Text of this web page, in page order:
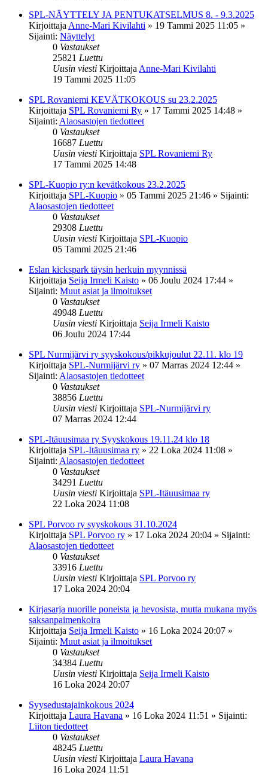
SPL-NÄYTTELY JA PENTUKATSELMUS 8. - 9.3.2025
Kirjoittaja Anne-Mari Kivilahti » 19 Tammi 2025 11:05 »
Sijainti: Näyttelyt
0 Vastaukset
25821 Luettu
Uusin viesti Kirjoittaja Anne-Mari Kivilahti
19 Tammi 2025 11:05
SPL Rovaniemi KEVÄTKOKOUS su 23.2.2025
Kirjoittaja SPL Rovaniemi Ry » 17 Tammi 2025 14:48 »
Sijainti: Alaosastojen tiedotteet
0 Vastaukset
16687 Luettu
Uusin viesti Kirjoittaja SPL Rovaniemi Ry
17 Tammi 2025 14:48
SPL-Kuopio ry:n kevätkokous 23.2.2025
Kirjoittaja SPL-Kuopio » 05 Tammi 2025 21:46 » Sijainti:
Alaosastojen tiedotteet
0 Vastaukset
29308 Luettu
Uusin viesti Kirjoittaja SPL-Kuopio
05 Tammi 2025 21:46
Eslan kickspark täysin herkuin myynnissä
Kirjoittaja Seija Irmeli Kaisto » 06 Joulu 2024 17:44 »
Sijainti: Muut asiat ja ilmoitukset
0 Vastaukset
49948 Luettu
Uusin viesti Kirjoittaja Seija Irmeli Kaisto
06 Joulu 2024 17:44
SPL Nurmijärvi ry syyskokous/pikkujoulut 22.11. klo 19
Kirjoittaja SPL-Nurmijärvi ry » 07 Marras 2024 12:44 »
Sijainti: Alaosastojen tiedotteet
0 Vastaukset
38856 Luettu
Uusin viesti Kirjoittaja SPL-Nurmijärvi ry
07 Marras 2024 12:44
SPL-Itäuusimaa ry Syyskokous 19.11.24 klo 18
Kirjoittaja SPL-Itäuusimaa ry » 22 Loka 2024 11:08 »
Sijainti: Alaosastojen tiedotteet
0 Vastaukset
34291 Luettu
Uusin viesti Kirjoittaja SPL-Itäuusimaa ry
22 Loka 2024 11:08
SPL Porvoo ry syyskokous 31.10.2024
Kirjoittaja SPL Porvoo ry » 17 Loka 2024 20:04 » Sijainti:
Alaosastojen tiedotteet
0 Vastaukset
33916 Luettu
Uusin viesti Kirjoittaja SPL Porvoo ry
17 Loka 2024 20:04
Kirjasarja nuorille poneista ja hevosista, mutta mukana myös
saksanpaimenkoira
Kirjoittaja Seija Irmeli Kaisto » 16 Loka 2024 20:07 »
Sijainti: Muut asiat ja ilmoitukset
0 Vastaukset
34384 Luettu
Uusin viesti Kirjoittaja Seija Irmeli Kaisto
16 Loka 2024 20:07
Syysedustajainkokous 2024
Kirjoittaja Laura Havana » 16 Loka 2024 11:51 » Sijainti:
Liiton tiedotteet
0 Vastaukset
48245 Luettu
Uusin viesti Kirjoittaja Laura Havana
16 Loka 2024 11:51